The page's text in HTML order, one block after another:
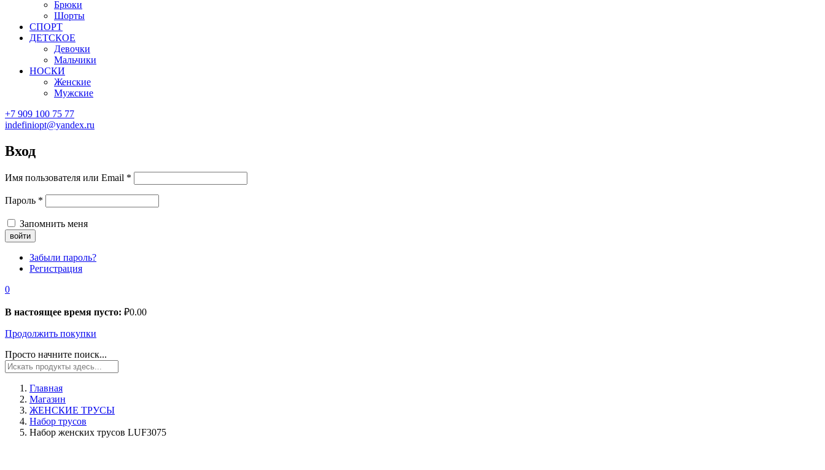
Брюки
Шорты
СПОРТ
ДЕТСКОЕ
Девочки
Мальчики
НОСКИ
Женские
Мужские
+7 909 100 75 77
indefiniopt@yandex.ru
Вход
Имя пользователя или Email *
Пароль *
Запомнить меня
Забыли пароль?
Регистрация
0
В настоящее время пусто: ₽0.00
Продолжить покупки
Просто начните поиск...
Главная
Магазин
ЖЕНСКИЕ ТРУСЫ
Набор трусов
Набор женских трусов LUF3075